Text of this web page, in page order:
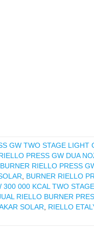
GW TWO STAGE LIGHT
PRESS GW DUA
BURNER RIELLO PRESS
BURNER RIELLO
300 000 KCAL TWO STAGE
RIELLO BURNER
SOLAR RIELLO